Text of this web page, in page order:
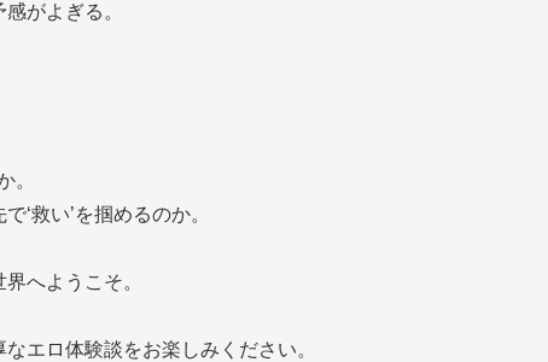
がよぎる。
。
‘救い’を掴めるのか。
へようこそ。
エロ体験談をお楽しみください。